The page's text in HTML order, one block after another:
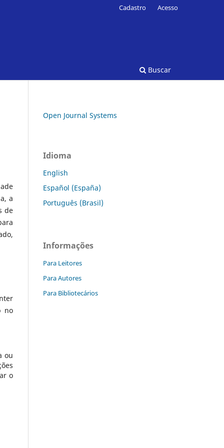
Buscar
Cadastro Acesso
a
de
no
ou
o
Open Journal Systems
Idioma
English
Español (España)
Português (Brasil)
Informações
Para Leitores
Para Autores
Para Bibliotecários